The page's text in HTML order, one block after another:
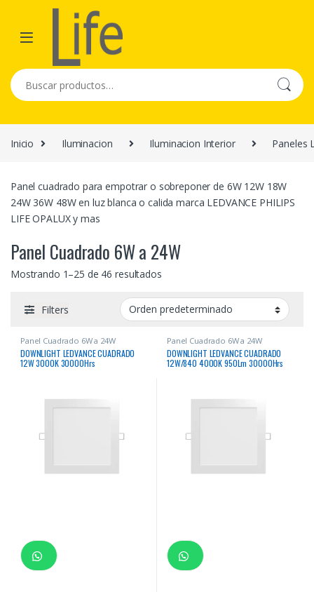
Skip to navigation
Skip to content
Buscar por:
Inicio Iluminacion Iluminacion Interior Paneles
Panel cuadrado para empotrar o sobreponer de 6W 12W 18W
24W 36W 48W en luz blanca o calida marca LEDVANCE PHILIPS
LIFE OPALUX y mas
Panel Cuadrado 6W a 24W
Mostrando 1–25 de 46 resultados
Filters
Panel Cuadrado 6W a 24W
DOWNLIGHT LEDVANCE CUADRADO
12W 3000K 30000Hrs
Panel Cuadrado 6W a 24W
DOWNLIGHT LEDVANCE CUADRADO
12W/840 4000K 950Lm 30000Hrs